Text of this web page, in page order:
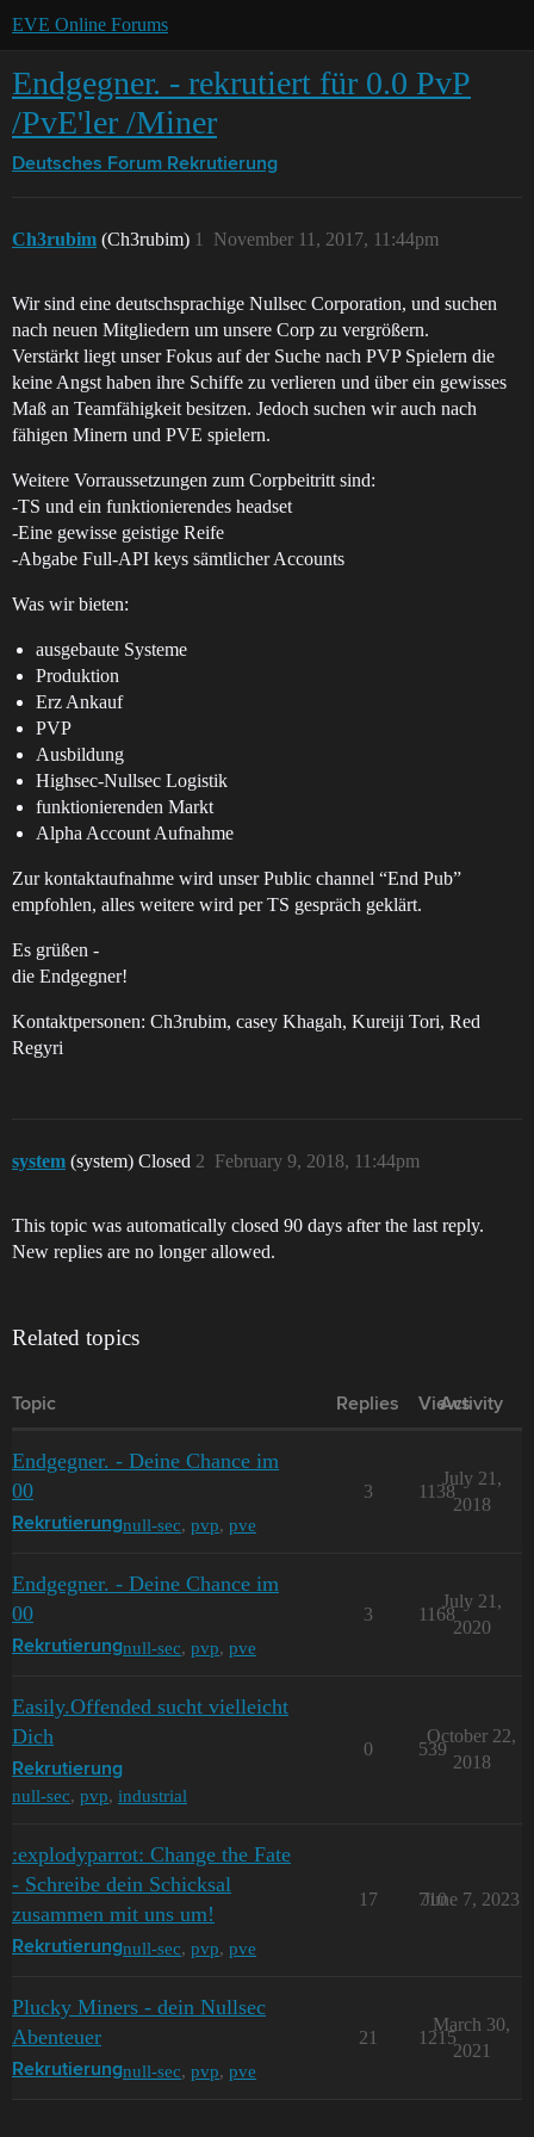
EVE Online Forums
Endgegner. - rekrutiert für 0.0 PvP
/PvE'ler /Miner
Deutsches Forum Rekrutierung
Ch3rubim (Ch3rubim) November 11, 2017, 11:44pm
1
Wir sind eine deutschsprachige Nullsec Corporation, und suchen
nach neuen Mitgliedern um unsere Corp zu vergrößern.
Verstärkt liegt unser Fokus auf der Suche nach PVP Spielern die
keine Angst haben ihre Schiffe zu verlieren und über ein gewisses
Maß an Teamfähigkeit besitzen. Jedoch suchen wir auch nach
fähigen Minern und PVE spielern.
Weitere Vorraussetzungen zum Corpbeitritt sind:
-TS und ein funktionierendes headset
-Eine gewisse geistige Reife
-Abgabe Full-API keys sämtlicher Accounts
Was wir bieten:
ausgebaute Systeme
Produktion
Erz Ankauf
PVP
Ausbildung
Highsec-Nullsec Logistik
funktionierenden Markt
Alpha Account Aufnahme
Zur kontaktaufnahme wird unser Public channel “End Pub”
empfohlen, alles weitere wird per TS gespräch geklärt.
Es grüßen -
die Endgegner!
Kontaktpersonen: Ch3rubim, casey Khagah, Kureiji Tori, Red
Regyri
system (system) Closed February 9, 2018, 11:44pm
2
This topic was automatically closed 90 days after the last reply.
New replies are no longer allowed.
Related topics
Topic Replies Views
Activity
Endgegner. - Deine Chance im
00
Rekrutierungnull-sec, pvp, pve
3 1138
July 21,
2018
Endgegner. - Deine Chance im
00
Rekrutierungnull-sec, pvp, pve
3 1168
July 21,
2020
Easily.Offended sucht vielleicht
Dich
Rekrutierung
null-sec, pvp, industrial
0 539
October 22,
2018
:explodyparrot: Change the Fate
- Schreibe dein Schicksal
zusammen mit uns um!
Rekrutierungnull-sec, pvp, pve
17 710
June 7, 2023
Plucky Miners - dein Nullsec
Abenteuer
Rekrutierungnull-sec, pvp, pve
21 1215
March 30,
2021